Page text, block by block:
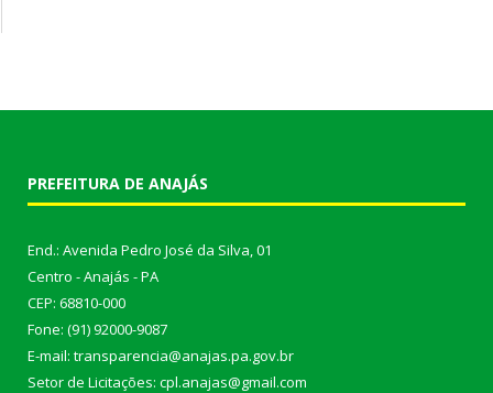
PREFEITURA DE ANAJÁS
End.: Avenida Pedro José da Silva, 01
Centro - Anajás - PA
CEP: 68810-000
Fone: (91) 92000-9087
E-mail: transparencia@anajas.pa.gov.br
Setor de Licitações: cpl.anajas@gmail.com